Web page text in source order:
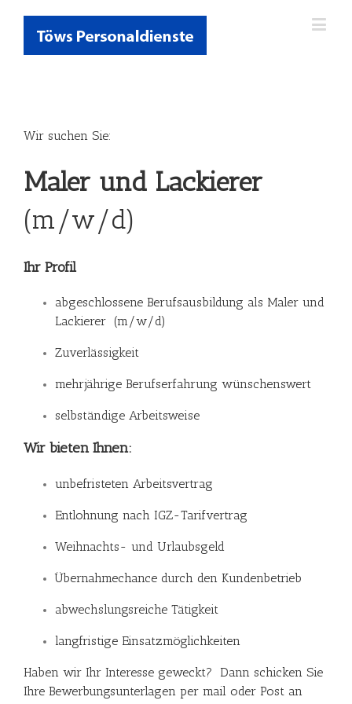
Wir suchen Sie:
Maler und Lackierer
(m/w/d)
Ihr Profil
abgeschlossene Berufsausbildung als Maler und
Lackierer (m/w/d)
Zuverlässigkeit
mehrjährige Berufserfahrung wünschenswert
selbständige Arbeitsweise
Wir bieten Ihnen:
unbefristeten Arbeitsvertrag
Entlohnung nach IGZ-Tarifvertrag
Weihnachts- und Urlaubsgeld
Übernahmechance durch den Kundenbetrieb
abwechslungsreiche Tätigkeit
langfristige Einsatzmöglichkeiten
Haben wir Ihr Interesse geweckt? Dann schicken Sie
Ihre Bewerbungsunterlagen per mail oder Post an